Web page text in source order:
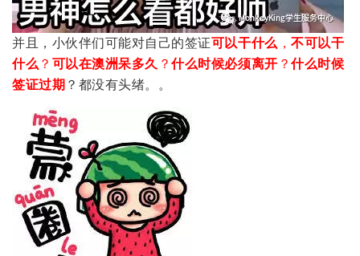
并且，小伙伴们可能对自己的签证可以干什么 ，不可以干
什么 ？ 可以在澳洲呆多久 ？什么时候必须离开 ？什么时候
签证过期 ？都没有头绪。。